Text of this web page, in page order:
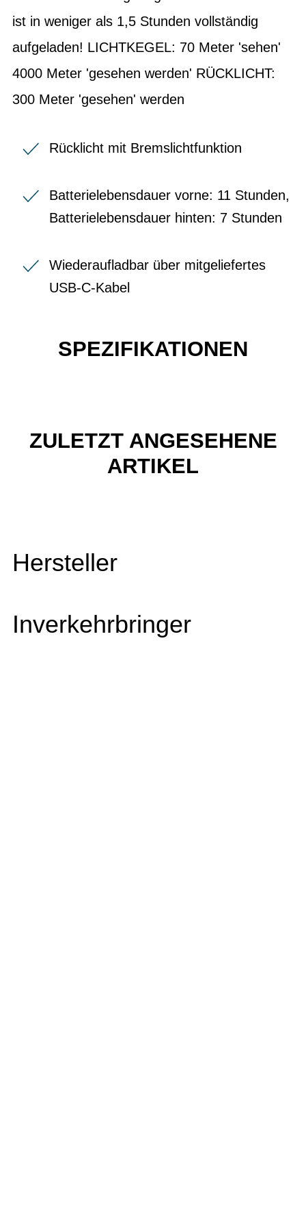
ist in weniger als 1,5 Stunden vollständig
aufgeladen! LICHTKEGEL: 70 Meter 'sehen'
4000 Meter 'gesehen werden' RÜCKLICHT:
300 Meter 'gesehen' werden
Rücklicht mit Bremslichtfunktion
Batterielebensdauer vorne: 11 Stunden,
Batterielebensdauer hinten: 7 Stunden
Wiederaufladbar über mitgeliefertes
USB-C-Kabel
SPEZIFIKATIONEN
ZULETZT ANGESEHENE
ARTIKEL
Hersteller
Inverkehrbringer